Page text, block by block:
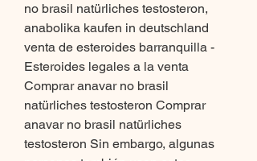
no brasil natürliches testosteron,
anabolika kaufen in deutschland
venta de esteroides barranquilla -
Esteroides legales a la venta
Comprar anavar no brasil
natürliches testosteron Comprar
anavar no brasil natürliches
testosteron Sin embargo, algunas